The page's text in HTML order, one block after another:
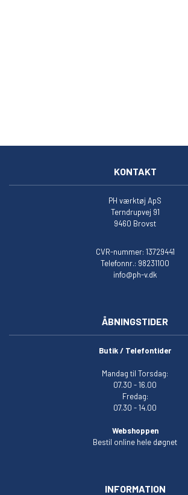
KONTAKT
PH værktøj ApS
Terndrupvej 91
9460 Brovst
CVR-nummer: 13729441
Telefonnr.: 98231100
info@ph-v.dk
ÅBNINGSTIDER
Butik / Telefontider
Mandag til Torsdag:
07.30 - 16.00
Fredag:
07.30 - 14.00
Webshoppen
Bestil online hele døgnet
INFORMATION